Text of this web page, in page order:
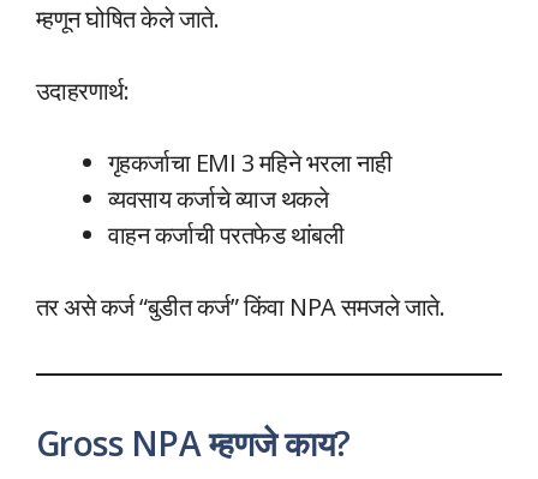
म्हणून घोषित केले जाते.
उदाहरणार्थ:
गृहकर्जाचा EMI 3 महिने भरला नाही
व्यवसाय कर्जाचे व्याज थकले
वाहन कर्जाची परतफेड थांबली
तर असे कर्ज “बुडीत कर्ज” किंवा NPA समजले जाते.
Gross NPA म्हणजे काय?